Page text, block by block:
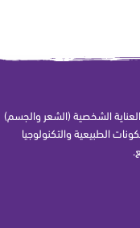
الشخصية (الشعر والجسم)
الطبيعية والتكنولوجيا